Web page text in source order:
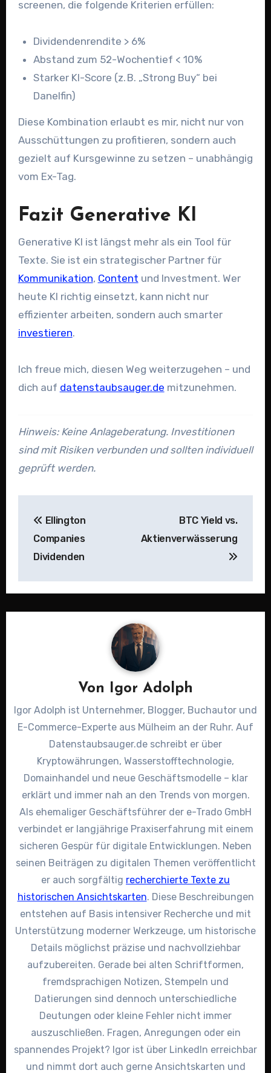
screenen, die folgende Kriterien erfüllen:
Dividendenrendite > 6%
Abstand zum 52-Wochentief < 10%
Starker KI-Score (z. B. „Strong Buy“ bei
Danelfin)
Diese Kombination erlaubt es mir, nicht nur von
Ausschüttungen zu profitieren, sondern auch
gezielt auf Kursgewinne zu setzen – unabhängig
vom Ex-Tag.
Fazit Generative KI
Generative KI ist längst mehr als ein Tool für
Texte. Sie ist ein strategischer Partner für
Kommunikation, Content und Investment. Wer
heute KI richtig einsetzt, kann nicht nur
effizienter arbeiten, sondern auch smarter
investieren.
Ich freue mich, diesen Weg weiterzugehen – und
dich auf datenstaubsauger.de mitzunehmen.
Hinweis: Keine Anlageberatung. Investitionen
sind mit Risiken verbunden und sollten individuell
geprüft werden.
Ellington
Companies
Dividenden
BTC Yield vs.
Aktienverwässerung
Von Igor Adolph
Igor Adolph ist Unternehmer, Blogger, Buchautor und
E-Commerce-Experte aus Mülheim an der Ruhr. Auf
Datenstaubsauger.de schreibt er über
Kryptowährungen, Wasserstofftechnologie,
Domainhandel und neue Geschäftsmodelle – klar
erklärt und immer nah an den Trends von morgen.
Als ehemaliger Geschäftsführer der e-Trado GmbH
verbindet er langjährige Praxiserfahrung mit einem
sicheren Gespür für digitale Entwicklungen. Neben
seinen Beiträgen zu digitalen Themen veröffentlicht
er auch sorgfältig recherchierte Texte zu
historischen Ansichtskarten. Diese Beschreibungen
entstehen auf Basis intensiver Recherche und mit
Unterstützung moderner Werkzeuge, um historische
Details möglichst präzise und nachvollziehbar
aufzubereiten. Gerade bei alten Schriftformen,
fremdsprachigen Notizen, Stempeln und
Datierungen sind dennoch unterschiedliche
Deutungen oder kleine Fehler nicht immer
auszuschließen. Fragen, Anregungen oder ein
spannendes Projekt? Igor ist über LinkedIn erreichbar
und nimmt dort auch gerne Ansichtskarten und